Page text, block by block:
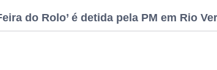
do Rolo’ é detida pela PM em Rio